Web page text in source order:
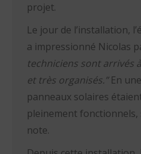
projet.
Le jour de l’installation,
a impressionné Nicolas
techniciens sont arrivés
et très organisés.”En
panneaux solaires
pleinement fonctionnels,
note.